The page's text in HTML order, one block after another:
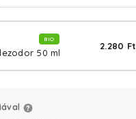
BIO
50 ml
2.280 Ft